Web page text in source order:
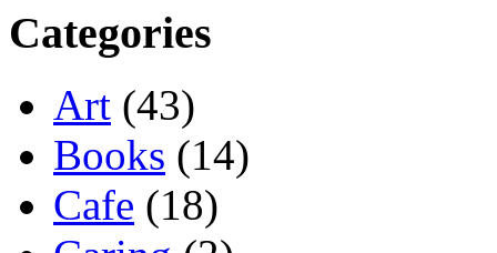
Categories
Art (43)
Books (14)
Cafe (18)